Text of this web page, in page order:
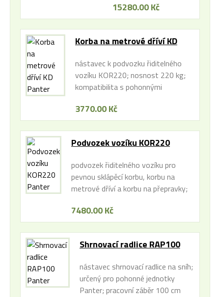
15280.00 Kč
Korba na metrové dříví KD
nástavec k podvozku řiditelného
vozíku KOR220; nosnost 220 kg;
kompatibilita s pohonnými
3770.00 Kč
Podvozek vozíku KOR220
podvozek řiditelného vozíku pro
pevnou sklápěcí korbu, korbu na
metrové dříví a korbu na přepravky;
nákladem; nosnost 220 kg;
kompatibilita s pohonnými
jednotkami Panter
7480.00 Kč
Shrnovací radlice RAP100
nástavec shrnovací radlice na sníh;
určený pro pohonné jednotky
Panter; pracovní záběr 100 cm